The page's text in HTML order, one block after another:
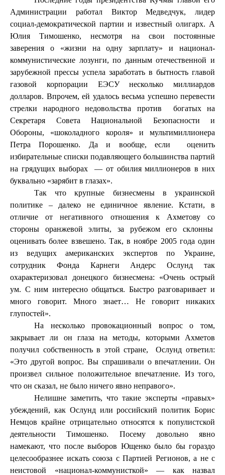
Администрации работал Виктор Медведчук, лидер
социал-демократической партии и известный олигарх. А
Юлия Тимошенко, несмотря на свои постоянные
заверения о «жизни на одну зарплату» и национал-
коммунистические лозунги, по данным отечественной и
зарубежной прессы успела заработать в бытность главой
газовой корпорации ЕЭСУ несколько миллиардов
долларов. Впрочем, ей удалось весьма успешно перевести
стрелки народного недовольства против
богатых на
Секретаря Совета Национальной Безопасности и
Обороны, «шоколадного короля» и мультимиллионера
Петра Порошенко. Да и вообще, если
оценить
избирательные списки подавляющего большинства партий
на грядущих выборах
— от обилия миллионеров в них
буквально «зарябит в глазах».
Так что крупные бизнесмены в украинской
политике – далеко не единичное явление. Кстати, в
отличие от негативного отношения к Ахметову со
стороны оранжевой элиты, за рубежом его склонны
оценивать более взвешено. Так, в ноябре 2005 года один
из ведущих американских экспертов по Украине,
сотрудник Фонда Карнеги Андерс Ослунд так
охарактеризовал донецкого бизнесмена: «Очень острый
ум. С ним интересно общаться. Быстро разговаривает и
много говорит. Много знает… Не говорит никаких
глупостей».
На несколько провокационный вопрос о том,
закрывает ли он глаза на методы, которыми Ахметов
получил собственность в этой стране,
Ослунд ответил:
«Это другой вопрос. Вы спрашивали о впечатлении. Он
произвел сильное положительное впечатление. Из того,
что он сказал, не было ничего явно неправого».
Нелишне заметить, что такие эксперты «правых»
убеждений, как Ослунд или российский политик Борис
Немцов крайне отрицательно относятся к популистской
деятельности Тимошенко. Посему довольно явно
намекают, что после выборов Ющенко было бы гораздо
целесообразнее искать союза с Партией Регионов, а не с
неистовой «национал-коммунисткой» — как назвал